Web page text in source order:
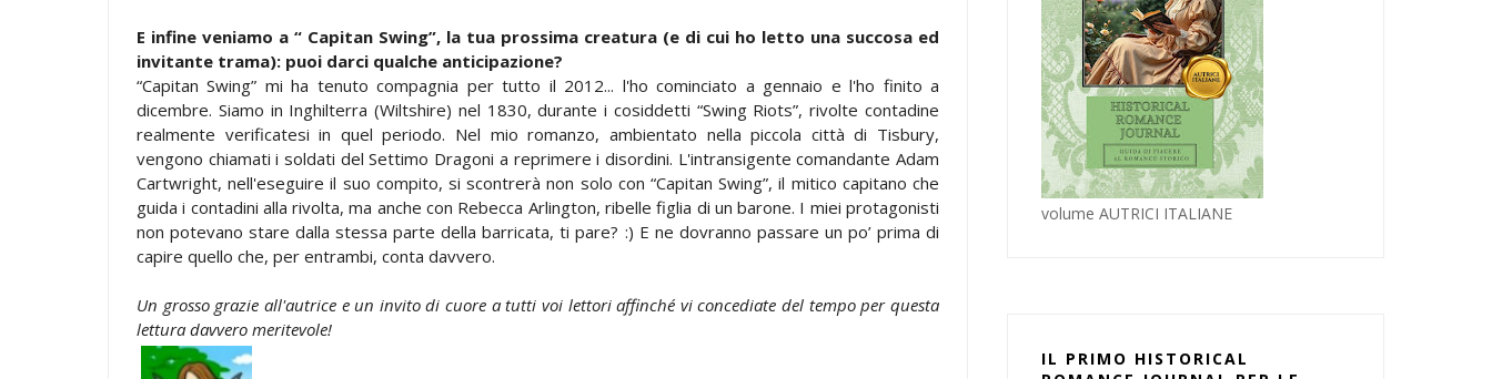
E infine veniamo a “ Capitan Swing”, la tua prossima creatura (e di cui ho letto una succosa ed
invitante trama): puoi darci qualche anticipazione?
“Capitan Swing” mi ha tenuto compagnia per tutto il 2012... l'ho cominciato a gennaio e l'ho finito a
dicembre. Siamo in Inghilterra (Wiltshire) nel 1830, durante i cosiddetti “Swing Riots”, rivolte contadine
realmente verificatesi in quel periodo. Nel mio romanzo, ambientato nella piccola città di Tisbury,
vengono chiamati i soldati del Settimo Dragoni a reprimere i disordini. L'intransigente comandante Adam
Cartwright, nell'eseguire il suo compito, si scontrerà non solo con “Capitan Swing”, il mitico capitano che
guida i contadini alla rivolta, ma anche con Rebecca Arlington, ribelle figlia di un barone. I miei protagonisti
non potevano stare dalla stessa parte della barricata, ti pare? :) E ne dovranno passare un po’prima di
capire quello che, per entrambi, conta davvero.
Un grosso grazie all'autrice e un invito di cuore a tutti voi lettori affinché vi concediate del tempo per questa
lettura davvero meritevole!
volume AUTRICI ITALIANE
IL PRIMO HISTORICAL